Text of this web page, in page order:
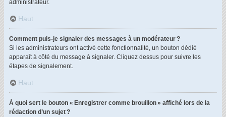
administrateur.
Haut
Comment puis-je signaler des messages à un modérateur ?
Si les administrateurs ont activé cette fonctionnalité, un bouton dédié
apparaît à côté du message à signaler. Cliquez dessus pour suivre les
étapes de signalement.
Haut
À quoi sert le bouton « Enregistrer comme brouillon » affiché lors de la
rédaction d’un sujet ?